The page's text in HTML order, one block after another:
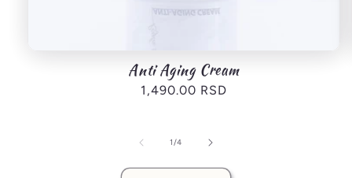
Anti Aging Cream
Redovna
1,490.00 RSD
1/od
4